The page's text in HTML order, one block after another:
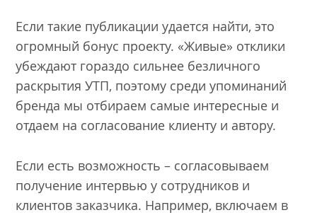
Если такие публикации удается найти, это
огромный бонус проекту. «Живые» отклики
убеждают гораздо сильнее безличного
раскрытия УТП, поэтому среди упоминаний
бренда мы отбираем самые интересные и
отдаем на согласование клиенту и автору.
Если есть возможность – согласовываем
получение интервью у сотрудников и
клиентов заказчика. Например, включаем в